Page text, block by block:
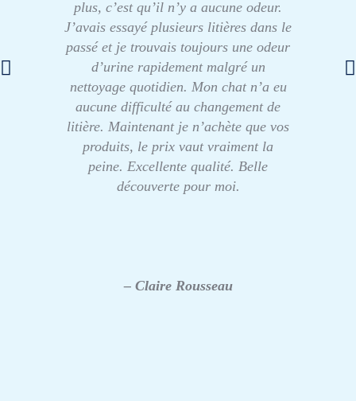
plus, c’est qu’il n’y a aucune odeur.
J’avais essayé plusieurs litières dans le
passé et je trouvais toujours une odeur
d’urine rapidement malgré un
nettoyage quotidien. Mon chat n’a eu
aucune difficulté au changement de
litière. Maintenant je n’achète que vos
produits, le prix vaut vraiment la
peine. Excellente qualité. Belle
découverte pour moi.
– Claire Rousseau